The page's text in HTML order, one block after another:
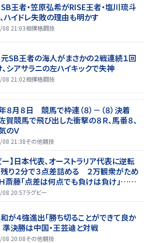
SB王者・笠原弘希がRISE王者・塩川琉斗
ハイドレ失敗の理由も明かす
21:03相撲格闘技
元SB王者の海人がまさかの２戦連続１回
シアサラニの左ハイキックで失神
21:02相撲格闘技
８月８日 競馬で枠連（８）－（８）決着
競馬で飛び出した衝撃の８Ｒ、馬番８、
のＶ
21:38その他競技
ー】日本代表、オーストラリア代表に逆転
り２分で３点差詰める ２万観衆がため
藤「点差は何点でも負けは負け」…前
伊藤龍が先制トライ、３２ー３５で惜敗
20:57ラグビー
が４強進出「勝ち切ることができて良か
決勝は中国・王芸迪と対戦
20:08その他競技